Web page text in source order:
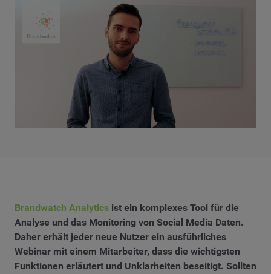
Brandwatch Analytics ist ein komplexes Tool für die
Analyse und das Monitoring von Social Media Daten.
Daher erhält jeder neue Nutzer ein ausführliches
Webinar mit einem Mitarbeiter, dass die wichtigsten
Funktionen erläutert und Unklarheiten beseitigt. Sollten